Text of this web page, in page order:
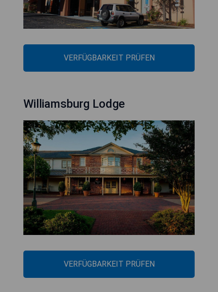
VERFÜGBARKEIT PRÜFEN
Williamsburg Lodge
VERFÜGBARKEIT PRÜFEN